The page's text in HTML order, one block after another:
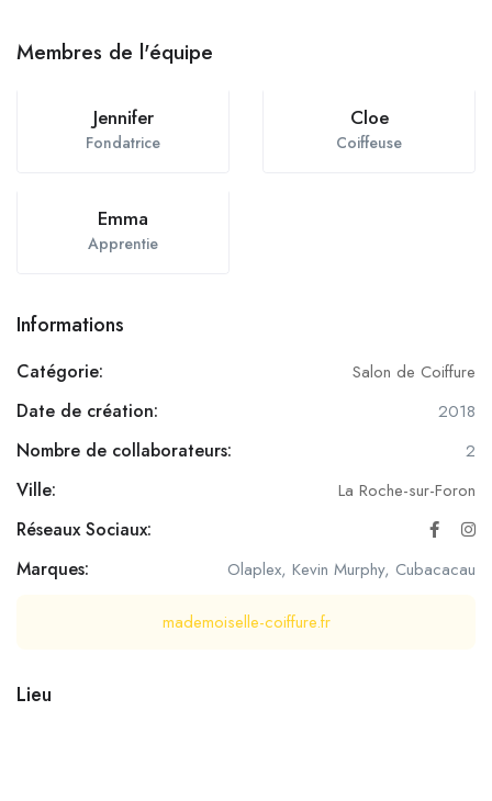
Membres de l'équipe
Jennifer
Fondatrice
Cloe
Coiffeuse
Emma
Apprentie
Informations
Catégorie: Salon de Coiffure
Date de création: 2018
Nombre de collaborateurs: 2
Ville: La Roche-sur-Foron
Réseaux Sociaux:
Marques:
Olaplex, Kevin Murphy, Cubacacau
mademoiselle-coiffure.fr
Lieu